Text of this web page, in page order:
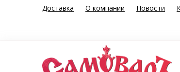
Доставка О компании Новости